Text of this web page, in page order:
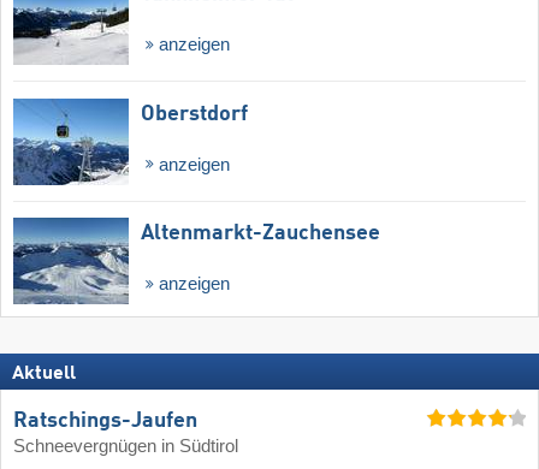
anzeigen
Oberstdorf
anzeigen
Altenmarkt-Zauchensee
anzeigen
Aktuell
Ratschings-Jaufen
Schneevergnügen in Südtirol